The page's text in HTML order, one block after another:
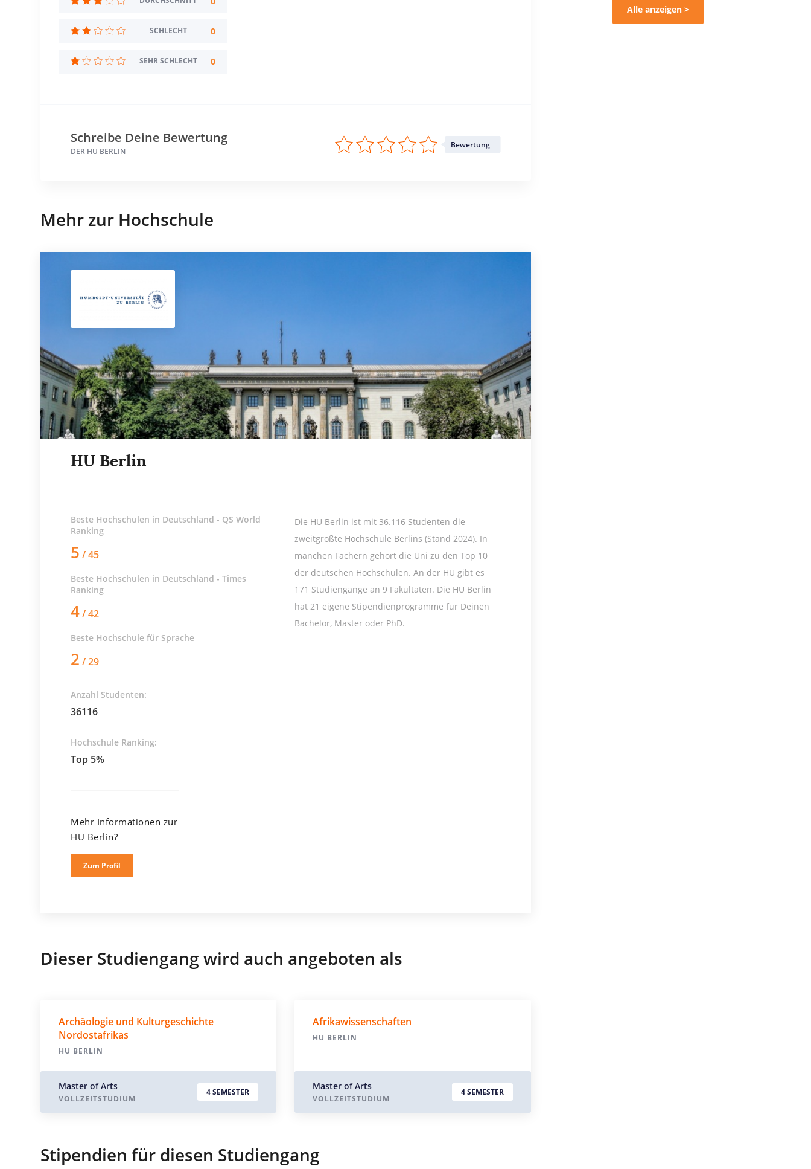
SCHLECHT 0
SEHR SCHLECHT 0
Schreibe Deine Bewertung
DER HU BERLIN
Bewertung
Mehr zur Hochschule
HU Berlin
Beste Hochschulen in Deutschland - QS World
Ranking
5 / 45
Beste Hochschulen in Deutschland - Times
Ranking
4/ 42
Beste Hochschule für Sprache
2 / 29
Anzahl Studenten:
36116
Hochschule Ranking:
Top 5%
Die HU Berlin ist mit 36.116 Studenten die
zweitgrößte Hochschule Berlins (Stand 2024). In
manchen Fächern gehört die Uni zu den Top 10
der deutschen Hochschulen. An der HU gibt es
171 Studiengänge an 9 Fakultäten. Die HU Berlin
hat 21 eigene Stipendienprogramme für Deinen
Bachelor, Master oder PhD.
Mehr Informationen zur
HU Berlin?
Zum Profil
Dieser Studiengang wird auch angeboten als
Archäologie und Kulturgeschichte
Nordostafrikas
HU BERLIN
Master of Arts
VOLLZEITSTUDIUM
4 SEMESTER
Afrikawissenschaften
HU BERLIN
Master of Arts
VOLLZEITSTUDIUM
4 SEMESTER
Stipendien für diesen Studiengang
Alle anzeigen >